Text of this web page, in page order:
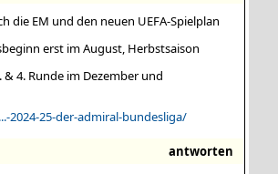
die EM und den neuen UEFA-Spielplan
erst im August, Herbstsaison
4. Runde im Dezember und
2024-25-der-admiral-bundesliga/
antworten